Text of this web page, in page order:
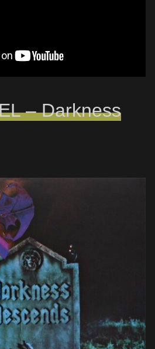
– Darkness